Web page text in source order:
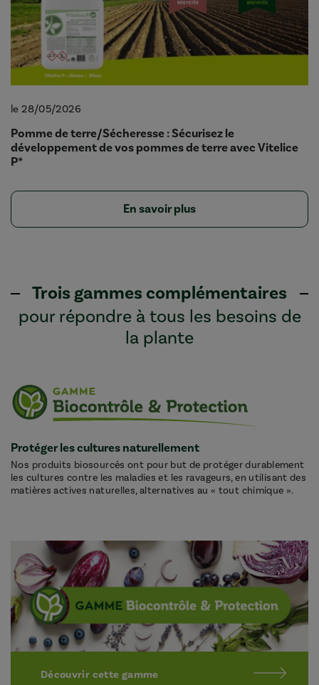
le 28/05/2026
Pomme de terre/Sécheresse : Sécurisez le
développement de vos pommes de terre avec Vitelice
P*
En savoir plus
Trois gammes complémentaires
pour répondre à tous les besoins de
la plante
Protéger les cultures naturellement
Nos produits biosourcés ont pour but de protéger durablement
les cultures contre les maladies et les ravageurs, en utilisant des
matières actives naturelles, alternatives au « tout chimique ».
Découvrir cette gamme